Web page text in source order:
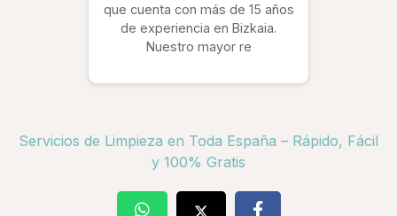
que cuenta con más de 15 años
de experiencia en Bizkaia.
Nuestro mayor re
Servicios de Limpieza en Toda España – Rápido, Fácil
y 100% Gratis